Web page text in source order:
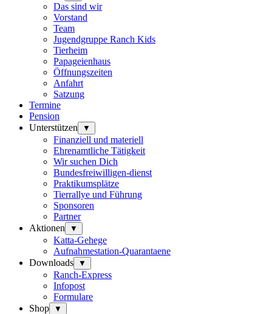
Das sind wir
Vorstand
Team
Jugendgruppe Ranch Kids
Tierheim
Papageienhaus
Öffnungszeiten
Anfahrt
Satzung
Termine
Pension
Unterstützen
▼
Finanziell und materiell
Ehrenamtliche Tätigkeit
Wir suchen Dich
Bundesfreiwilligen-dienst
Praktikumsplätze
Tierrallye und Führung
Sponsoren
Partner
Aktionen
▼
Katta-Gehege
Aufnahmestation-Quarantaene
Downloads
▼
Ranch-Express
Infopost
Formulare
Shop
▼